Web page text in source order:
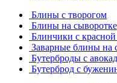
Блины с творогом
Блины на сыворотке
Блинчики с
Заварные блины на
Бутерброды с
Бутерброд с